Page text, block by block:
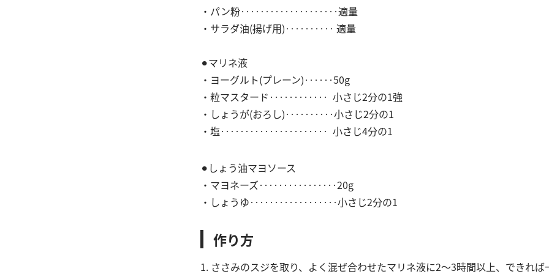
・パン粉‥‥‥‥‥‥‥‥‥‥適量
・サラダ油(揚げ用)‥‥‥‥‥ 適量
⚫︎マリネ液
・ヨーグルト(プレーン)‥‥‥50g
・粒マスタード‥‥‥‥‥‥ 小さじ2分の1強
・しょうが(おろし)‥‥‥‥‥小さじ2分の1
・塩‥‥‥‥‥‥‥‥‥‥‥ 小さじ4分の1
⚫︎しょう油マヨソース
・マヨネーズ‥‥‥‥‥‥‥‥20g
・しょうゆ‥‥‥‥‥‥‥‥‥小さじ2分の1
作り方
1. ささみのスジを取り、よく混ぜ合わせたマリネ液に2〜3時間以上、できれば